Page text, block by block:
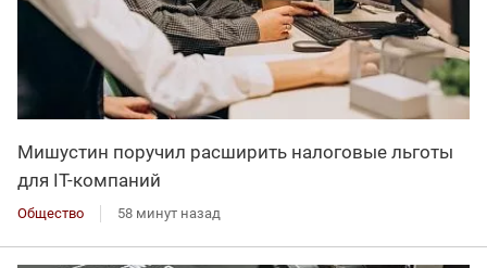
Мишустин поручил расширить налоговые льготы
для IT-компаний
Общество 58 минут назад